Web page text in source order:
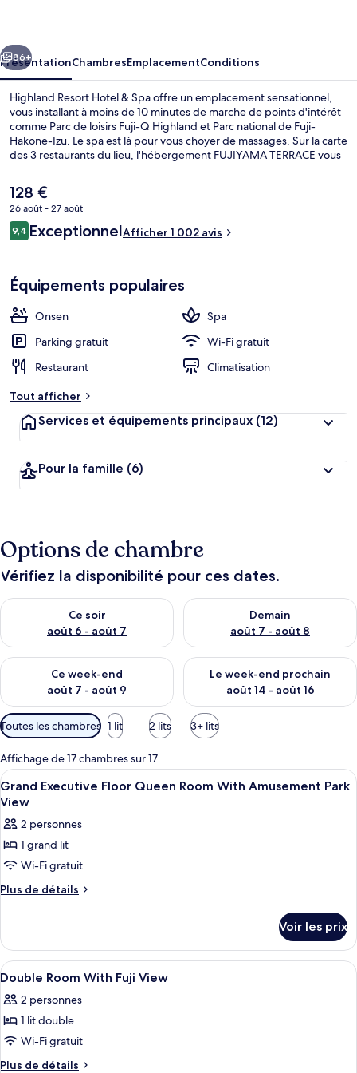
Spa
Massages
Suivant
86+
PrésentationChambresEmplacementConditions
Highland Resort Hotel & Spa offre un emplacement sensationnel,
vous installant à moins de 10 minutes de marche de points d'intérêt
comme Parc de loisirs Fuji-Q Highland et Parc national de Fuji-
Hakone-Izu. Le spa est là pour vous choyer de massages. Sur la carte
des 3 restaurants du lieu, l'hébergement FUJIYAMA TERRACE vous
minutes en voiture, vous trouverez aussi des sites comme Lac
Kawaguchi et Téléphérique du mont Kachi Kachi. Les autres
voyageurs ne tarissent pas d'éloges en ce qui concerne le personnel
attentionné et le petit déjeuner.
Le
prix
actuel
est
128 €
26 août - 27 août
Avis
voyageurs
9,49,4 sur 10
ExceptionnelAfficher 1 002 avis
Équipements populaires
Onsen
Spa
Parking gratuit
Wi-Fi gratuit
Restaurant
Climatisation
Tout afficher
Services et équipements principaux (12)
Pour la famille (6)
Options de chambre
Vérifiez la disponibilité pour ces dates.
Ce soir
août 6 - août 7
Vérifier la disponibilité pour ce soir août 6 - août 7
Demain
août 7 - août 8
Vérifier la disponibilité pour
Ce week-end
août 7 - août 9
Vérifier la disponibilité pour ce week-end août 7 - août 9
Le week-end prochain
août 14 - août 16
Vérifier la disponibilité pour
Filtres
disponibles
pour
les
chambres
Toutes les chambres 1 lit 2 lits 3+ lits
Affichage de 17 chambres sur 17
Afficher
toutes
les
photos
pour
ce
type
Grand
Executive
Floor
Queen
Room
With
Amusement
Matelas Tempur-Pedic, bureau,
7
Grand Executive Floor Queen Room With Amusement Park
View
2 personnes
1 grand lit
Wi-Fi gratuit
Plus de détails
Plus
le
type
de
Grand
Executive
Queen
Room
Voir les prix
Afficher
toutes
les
photos
pour
ce
Matelas Tempur-Pedic, bureau,
5
Double Room With Fuji View
2 personnes
1 lit double
Wi-Fi gratuit
Plus de détails
Plus